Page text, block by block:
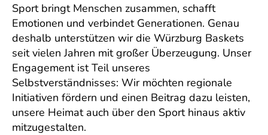
Sport bringt Menschen zusammen, schafft
Emotionen und verbindet Generationen. Genau
deshalb unterstützen wir die Würzburg Baskets
seit vielen Jahren mit großer Überzeugung. Unser
Engagement ist Teil unseres
Selbstverständnisses: Wir möchten regionale
Initiativen fördern und einen Beitrag dazu leisten,
unsere Heimat auch über den Sport hinaus aktiv
mitzugestalten.